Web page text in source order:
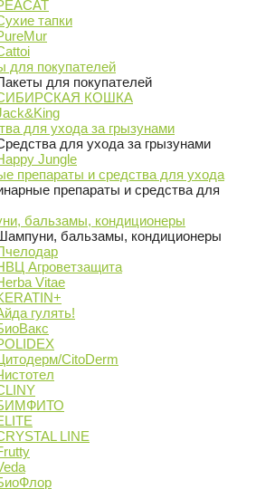
тапки
для покупателей
для покупателей
КОШКА
для ухода за грызунами
для ухода за грызунами
Jungle
препараты и средства для ухода
препараты и средства для
бальзамы, кондиционеры
бальзамы, кондиционеры
Агроветзащита
Vitae
гулять!
CitoDerm
LINE